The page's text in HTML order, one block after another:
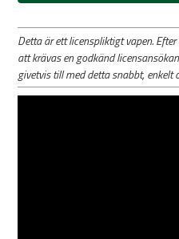
Detta är ett licenspliktigt vapen.
att krävas en godkänd
givetvis till med detta snabbt,